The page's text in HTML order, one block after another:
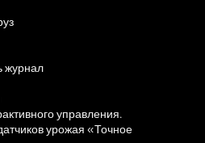
журнал
управления.
урожая «Точное